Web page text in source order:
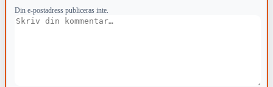
Din e-postadress publiceras inte.
Kommentar